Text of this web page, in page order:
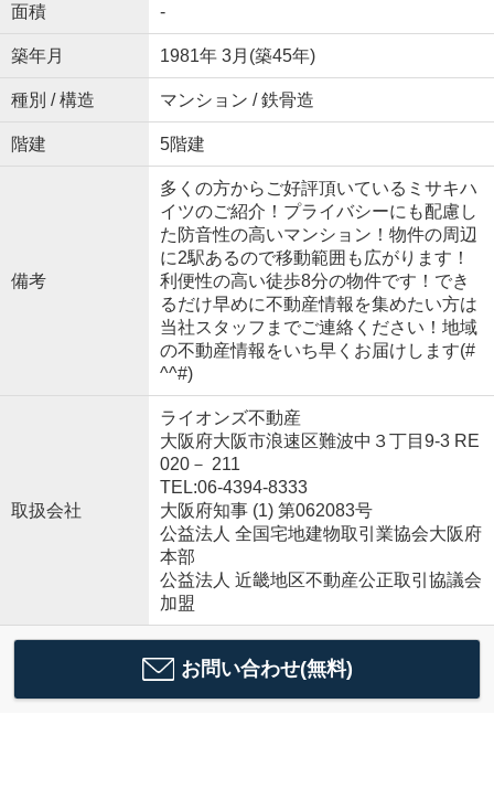
面積 -
築年月 1981年 3月(築45年)
種別 / 構造 マンション / 鉄骨造
階建 5階建
備考
多くの方からご好評頂いているミサキハ
イツのご紹介！プライバシーにも配慮し
た防音性の高いマンション！物件の周辺
に2駅あるので移動範囲も広がります！
利便性の高い徒歩8分の物件です！でき
るだけ早めに不動産情報を集めたい方は
当社スタッフまでご連絡ください！地域
の不動産情報をいち早くお届けします(#
^^#)
取扱会社
ライオンズ不動産
大阪府大阪市浪速区難波中３丁目9-3 RE
020－ 211
TEL:06-4394-8333
大阪府知事 (1) 第062083号
公益法人 全国宅地建物取引業協会大阪府
本部
公益法人 近畿地区不動産公正取引協議会
加盟
お問い合わせ(無料)